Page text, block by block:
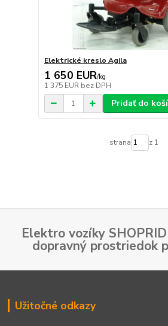
Elektrické kreslo Agila
1 650 EUR/kg
1 375 EUR bez DPH
Pridať do
strana z 1
Elektro vozíky
dopravný prostriedok
Užitočné odkazy